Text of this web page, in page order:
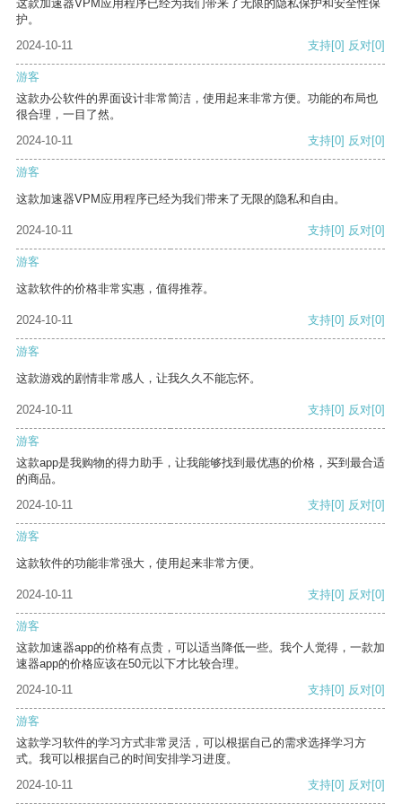
这款加速器VPM应用程序已经为我们带来了无限的隐私保护和安全性保
护。
2024-10-11
支持[0] 反对[0]
游客
这款办公软件的界面设计非常简洁，使用起来非常方便。功能的布局也
很合理，一目了然。
2024-10-11
支持[0] 反对[0]
游客
这款加速器VPM应用程序已经为我们带来了无限的隐私和自由。
2024-10-11 支持[0] 反对[0]
游客
这款软件的价格非常实惠，值得推荐。
2024-10-11 支持[0] 反对[0]
游客
这款游戏的剧情非常感人，让我久久不能忘怀。
2024-10-11 支持[0] 反对[0]
游客
这款app是我购物的得力助手，让我能够找到最优惠的价格，买到最合适
的商品。
2024-10-11
支持[0] 反对[0]
游客
这款软件的功能非常强大，使用起来非常方便。
2024-10-11 支持[0] 反对[0]
游客
这款加速器app的价格有点贵，可以适当降低一些。我个人觉得，一款加
速器app的价格应该在50元以下才比较合理。
2024-10-11
支持[0] 反对[0]
游客
这款学习软件的学习方式非常灵活，可以根据自己的需求选择学习方
式。我可以根据自己的时间安排学习进度。
2024-10-11
支持[0] 反对[0]